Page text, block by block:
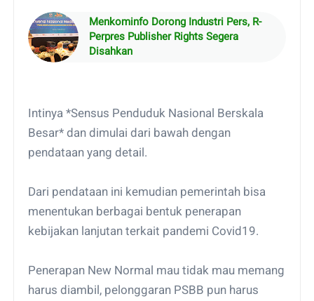
Menkominfo Dorong Industri Pers, R-
Perpres Publisher Rights Segera
Disahkan
Intinya *Sensus Penduduk Nasional Berskala
Besar* dan dimulai dari bawah dengan
pendataan yang detail.
Dari pendataan ini kemudian pemerintah bisa
menentukan berbagai bentuk penerapan
kebijakan lanjutan terkait pandemi Covid19.
Penerapan New Normal mau tidak mau memang
harus diambil, pelonggaran PSBB pun harus